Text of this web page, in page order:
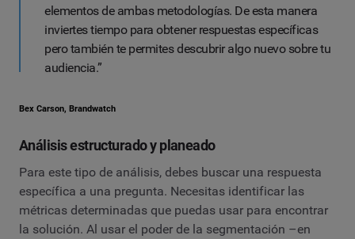
elementos de ambas metodologías. De esta manera
inviertes tiempo para obtener respuestas específicas
pero también te permites descubrir algo nuevo sobre tu
audiencia.”
Bex Carson, Brandwatch
Análisis estructurado y planeado
Para este tipo de análisis, debes buscar una respuesta
específica a una pregunta. Necesitas identificar las
métricas determinadas que puedas usar para encontrar
la solución. Al usar el poder de la segmentación –en